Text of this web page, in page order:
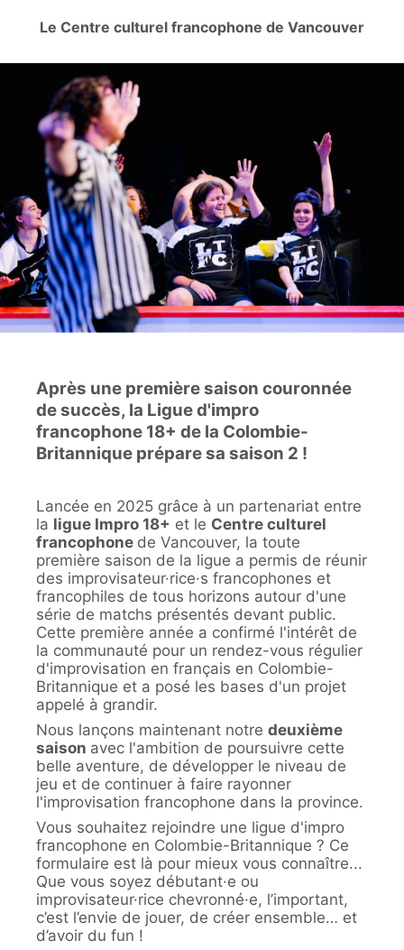
Le Centre culturel francophone de Vancouver
Après une première saison couronnée
de succès, la Ligue d'impro
francophone 18+ de la Colombie-
Britannique prépare sa saison 2 !
Lancée en 2025 grâce à un partenariat entre
la ligue Impro 18+ et le Centre culturel
francophone de Vancouver, la toute
première saison de la ligue a permis de réunir
des improvisateur·rice·s francophones et
francophiles de tous horizons autour d'une
série de matchs présentés devant public.
Cette première année a confirmé l'intérêt de
la communauté pour un rendez-vous régulier
d'improvisation en français en Colombie-
Britannique et a posé les bases d'un projet
appelé à grandir.
Nous lançons maintenant notre deuxième
saison avec l'ambition de poursuivre cette
belle aventure, de développer le niveau de
jeu et de continuer à faire rayonner
l'improvisation francophone dans la province.
Vous souhaitez rejoindre une ligue d'impro
francophone en Colombie-Britannique ? Ce
formulaire est là pour mieux vous connaître...
Que vous soyez débutant·e ou
improvisateur·rice chevronné·e, l’important,
c’est l’envie de jouer, de créer ensemble… et
d’avoir du fun !